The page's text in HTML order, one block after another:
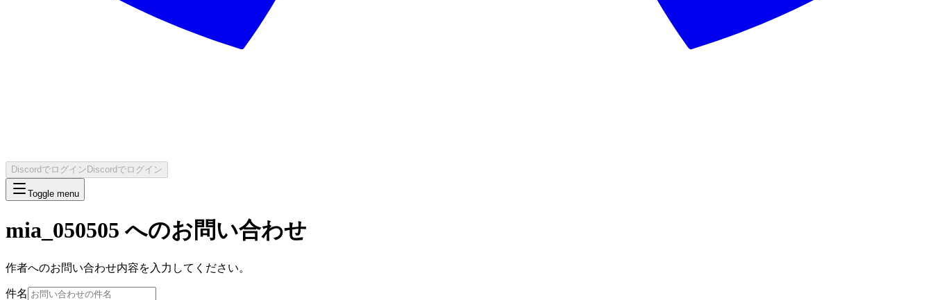
Discordでログイン Discordでログイン
Toggle menu
mia_050505 へのお問い合わせ
作者へのお問い合わせ内容を入力してください。
件名